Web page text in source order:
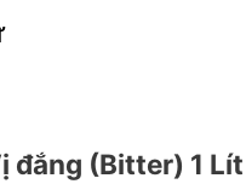
đắng (Bitter) 1